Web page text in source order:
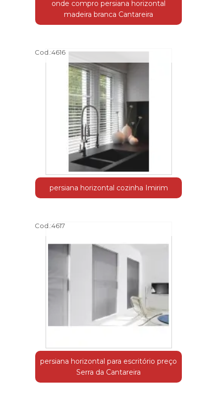
onde compro persiana horizontal
madeira branca Cantareira
Cod.:4616
persiana horizontal cozinha Imirim
Cod.:4617
persiana horizontal para escritório preço
Serra da Cantareira